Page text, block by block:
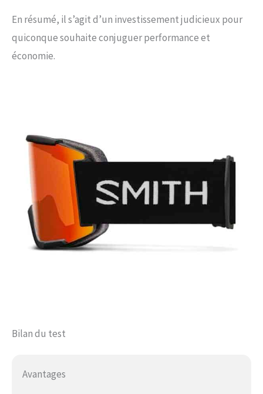
En résumé, il s’agit d’un investissement judicieux pour
quiconque souhaite conjuguer performance et
économie.
Bilan du test
Avantages